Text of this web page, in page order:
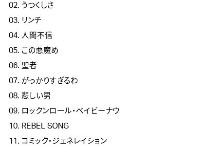
02. うつくしさ
03. リンチ
04. 人間不信
05. この悪魔め
06. 聖者
07. がっかりすぎるわ
08. 悲しい男
09. ロックンロール・ベイビーナウ
10. REBEL SONG
11. コミック・ジェネレイション